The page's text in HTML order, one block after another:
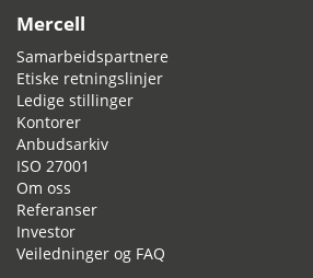
Mercell
Samarbeidspartnere
Etiske retningslinjer
Ledige stillinger
Kontorer
Anbudsarkiv
ISO 27001
Om oss
Referanser
Investor
Veiledninger og FAQ